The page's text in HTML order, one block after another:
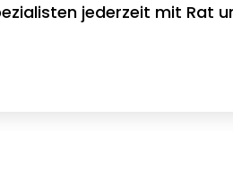
jederzeit mit Rat